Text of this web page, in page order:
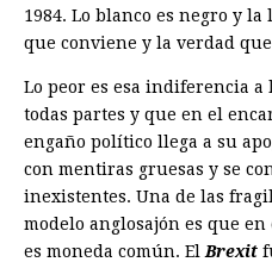
1984. Lo blanco es negro y
que conviene y la verdad
Lo peor es esa indiferencia a
todas partes y que en el
engaño político llega a su
con mentiras gruesas y se
inexistentes. Una de las
modelo anglosajón es que
es moneda común. El Brexit